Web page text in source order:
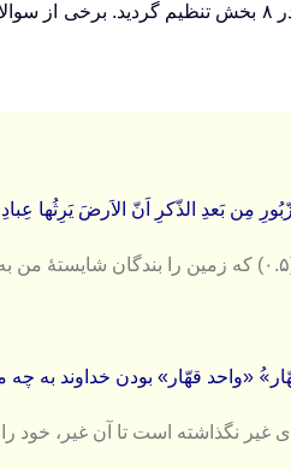
مِن بَعدِ الذّکرِ اَنّ الاَرضَ يَرِثُها عِبادِیَ
قهّار» بودن خداوند به چه
نگذاشته است تا آن غیر، خود را